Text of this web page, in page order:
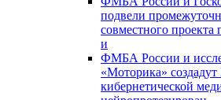
подвели
совместного
и
ФМБА России и
«Моторика»
кибернетической